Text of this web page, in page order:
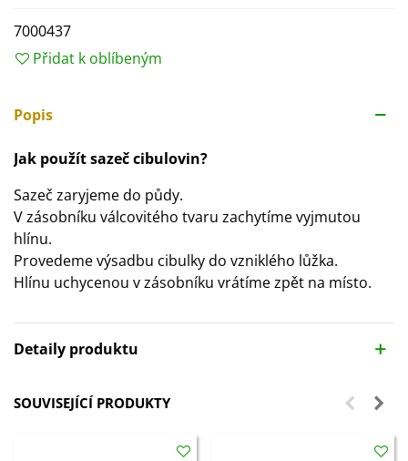
7000437
Přidat k oblíbeným
Popis
Jak použít sazeč cibulovin?
Sazeč zaryjeme do půdy.
V zásobníku válcovitého tvaru zachytíme vyjmutou
hlínu.
Provedeme výsadbu cibulky do vzniklého lůžka.
Hlínu uchycenou v zásobníku vrátíme zpět na místo.
Detaily produktu
SOUVISEJÍCÍ PRODUKTY